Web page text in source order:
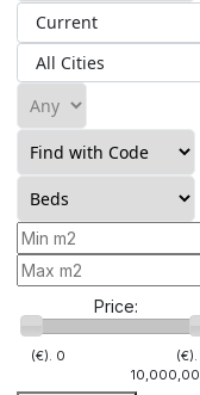
Price:
(€). 0
(€).